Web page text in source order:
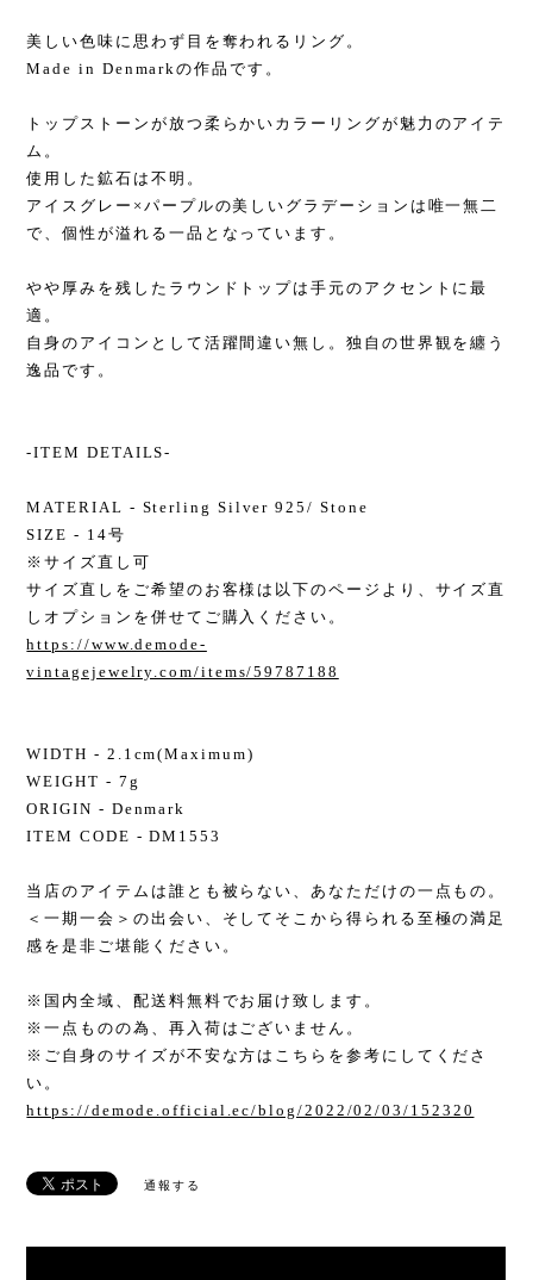
美しい色味に思わず目を奪われるリング。
Made in Denmarkの作品です。
トップストーンが放つ柔らかいカラーリングが魅力のアイテ
ム。
使用した鉱石は不明。
アイスグレー×パープルの美しいグラデーションは唯一無二
で、個性が溢れる一品となっています。
やや厚みを残したラウンドトップは手元のアクセントに最
適。
自身のアイコンとして活躍間違い無し。独自の世界観を纏う
逸品です。
-ITEM DETAILS-
MATERIAL - Sterling Silver 925/ Stone
SIZE - 14号
※サイズ直し可
サイズ直しをご希望のお客様は以下のページより、サイズ直
しオプションを併せてご購入ください。
https://www.demode-
vintagejewelry.com/items/59787188
WIDTH - 2.1cm(Maximum)
WEIGHT - 7g
ORIGIN - Denmark
ITEM CODE - DM1553
当店のアイテムは誰とも被らない、あなただけの一点もの。
＜一期一会＞の出会い、そしてそこから得られる至極の満足
感を是非ご堪能ください。
※国内全域、配送料無料でお届け致します。
※一点ものの為、再入荷はございません。
※ご自身のサイズが不安な方はこちらを参考にしてくださ
い。
https://demode.official.ec/blog/2022/02/03/152320
通報する